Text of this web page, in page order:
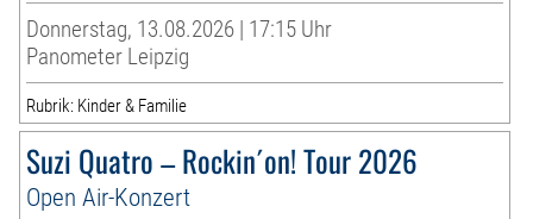
Donnerstag, 13.08.2026 | 17:15 Uhr
Panometer Leipzig
Rubrik: Kinder & Familie
Suzi Quatro – Rockin´on! Tour 2026
Open Air-Konzert